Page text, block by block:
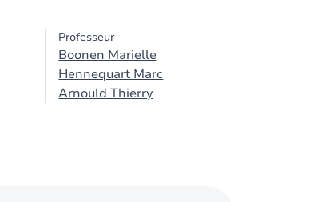
Professeur
Boonen Marielle
Hennequart Marc
Arnould Thierry